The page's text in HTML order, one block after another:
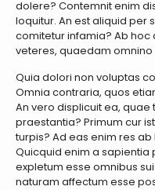
dolere? Contemnit enim
loquitur. An est aliquid per
comitetur infamia? Ab
veteres, quaedam omnino
Quia dolori non voluptas
Omnia contraria, quos
An vero displicuit ea, quae
praestantia? Primum cur
turpis? Ad eas enim res
Quicquid enim a sapientia
expletum esse omnibus
naturam affectum esse